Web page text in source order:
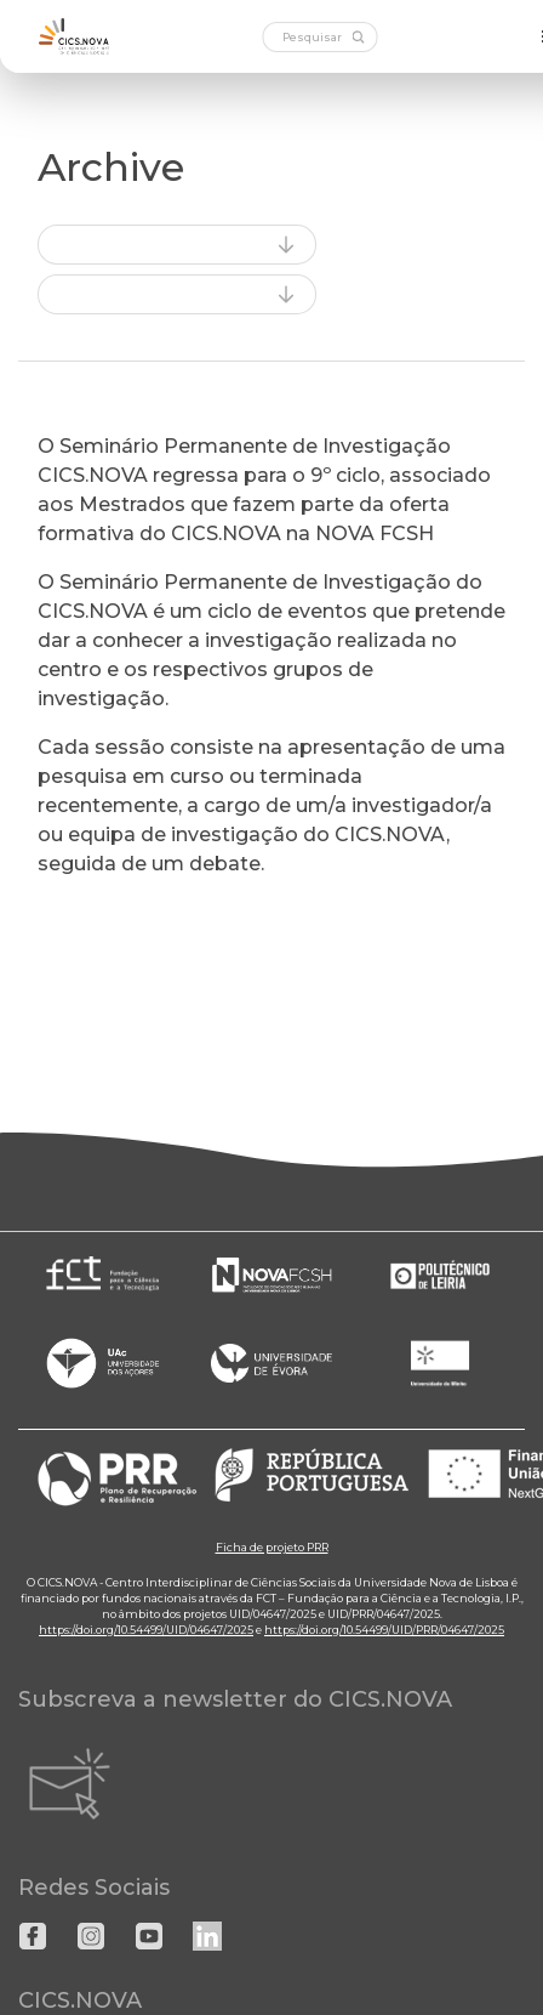
Archive
O Seminário Permanente de Investigação
CICS.NOVA regressa para o 9º ciclo, associado
aos Mestrados que fazem parte da oferta
formativa do CICS.NOVA na NOVA FCSH
O Seminário Permanente de Investigação do
CICS.NOVA é um ciclo de eventos que pretende
dar a conhecer a investigação realizada no
centro e os respectivos grupos de
investigação.
Cada sessão consiste na apresentação de uma
pesquisa em curso ou terminada
recentemente, a cargo de um/a investigador/a
ou equipa de investigação do CICS.NOVA,
seguida de um debate.
Ficha de projeto PRR
O CICS.NOVA - Centro Interdisciplinar de Ciências Sociais da Universidade Nova de Lisboa é
financiado por fundos nacionais através da FCT – Fundação para a Ciência e a Tecnologia, I.P.,
no âmbito dos projetos UID/04647/2025 e UID/PRR/04647/2025.
https://doi.org/10.54499/UID/04647/2025e https://doi.org/10.54499/UID/PRR/04647/2025
Subscreva a newsletter do CICS.NOVA
Redes Sociais
CICS.NOVA